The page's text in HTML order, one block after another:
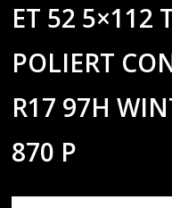
ET 52 5×112
POLIERT
R17 97H
870 P